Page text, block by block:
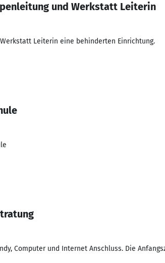
und Werkstatt Leiterin
Leiterin eine behinderten Einrichtung.
Computer und Internet Anschluss. Die